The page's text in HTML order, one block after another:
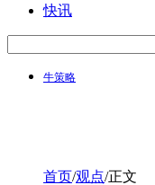
快讯
牛策略
首页/观点/正文